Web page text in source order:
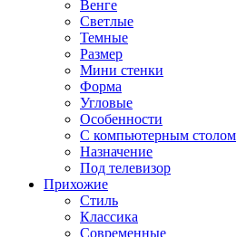
Венге
Светлые
Темные
Размер
Мини стенки
Форма
Угловые
Особенности
С компьютерным столом
Назначение
Под телевизор
Прихожие
Стиль
Классика
Современные